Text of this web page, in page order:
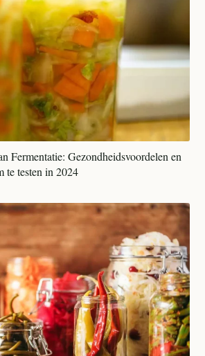
Fermentatie: Gezondheidsvoordelen en
te testen in 2024